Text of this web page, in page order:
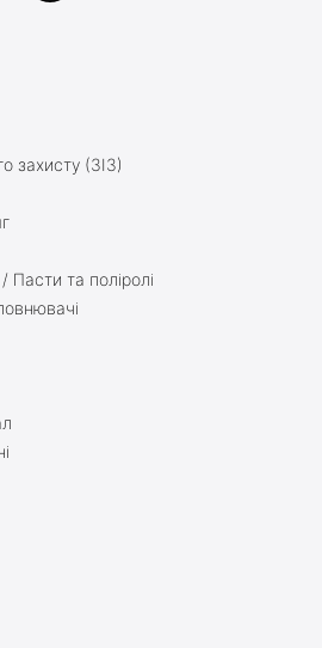
захисту (ЗІЗ)
Пасти та поліролі